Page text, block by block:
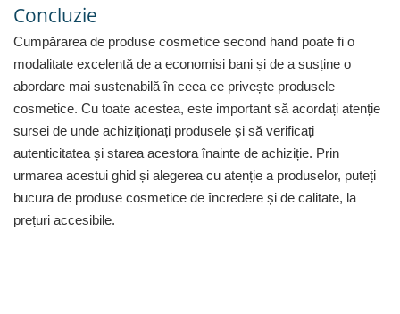
Accesorii aparate de ras electrice
Accesorii aparate hair styling
Aparate & Accesorii ingrijire
personala
Aparate cosmetice
Articole Sanatate si Wellness
Consumabile sanitare
Cosmetice si produse ingrijire
personala
Igiena dentara
Concluzie
Cumpărarea de produse cosmetice second hand poate fi o
modalitate excelentă de a economisi bani și de a susține o
abordare mai sustenabilă în ceea ce privește produsele
cosmetice. Cu toate acestea, este important să acordați atenție
sursei de unde achiziționați produsele și să verificați
autenticitatea și starea acestora înainte de achiziție. Prin
urmarea acestui ghid și alegerea cu atenție a produselor, puteți
bucura de produse cosmetice de încredere și de calitate, la
prețuri accesibile.